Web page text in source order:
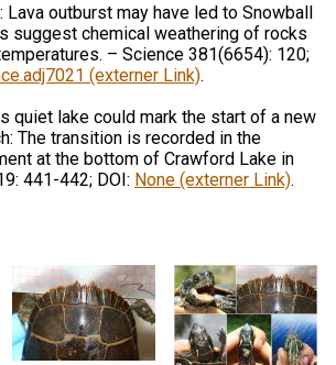
Lava outburst may have led to Snowball
suggest chemical weathering of rocks
– Science 381(6654): 120;
(externer Link).
quiet lake could mark the start of a new
The transition is recorded in the
at the bottom of Crawford Lake in
441-442; DOI: None (externer Link).